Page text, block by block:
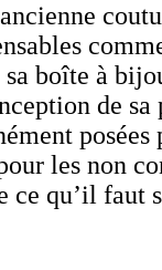
boîte à
de
posées
les non
ce qu’il faut